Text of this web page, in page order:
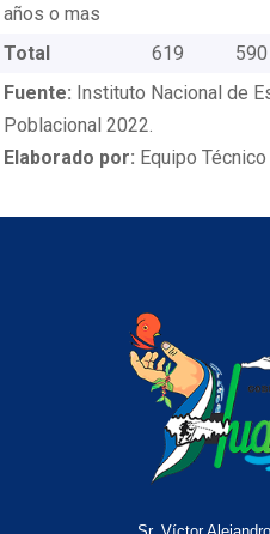
años o mas
Total 619 590
Fuente: Instituto Nacional de
Poblacional 2022.
Elaborado por: Equipo